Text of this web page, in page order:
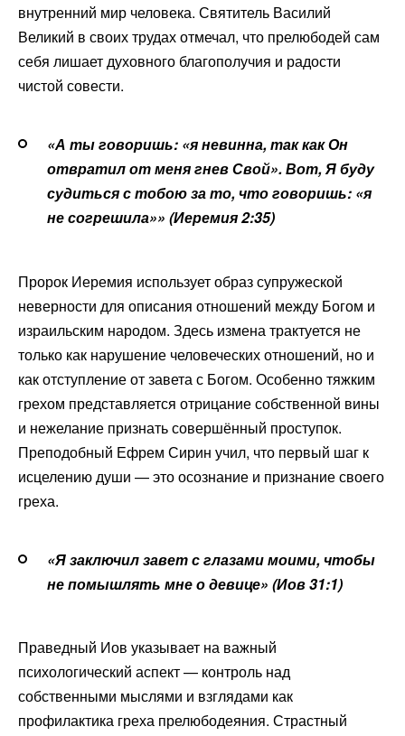
внутренний мир человека. Святитель Василий
Великий в своих трудах отмечал, что прелюбодей сам
себя лишает духовного благополучия и радости
чистой совести.
«А ты говоришь: «я невинна, так как Он
отвратил от меня гнев Свой». Вот, Я буду
судиться с тобою за то, что говоришь: «я
не согрешила»» (Иеремия 2:35)
Пророк Иеремия использует образ супружеской
неверности для описания отношений между Богом и
израильским народом. Здесь измена трактуется не
только как нарушение человеческих отношений, но и
как отступление от завета с Богом. Особенно тяжким
грехом представляется отрицание собственной вины
и нежелание признать совершённый проступок.
Преподобный Ефрем Сирин учил, что первый шаг к
исцелению души — это осознание и признание своего
греха.
«Я заключил завет с глазами моими, чтобы
не помышлять мне о девице» (Иов 31:1)
Праведный Иов указывает на важный
психологический аспект — контроль над
собственными мыслями и взглядами как
профилактика греха прелюбодеяния. Страстный